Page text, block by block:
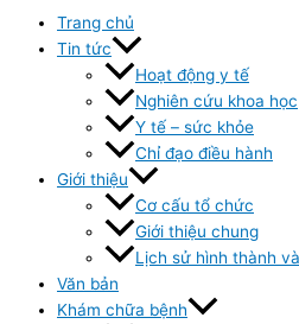
Trang chủ
Tin tức
Hoạt động y tế
Nghiên cứu khoa học
Y tế – sức khỏe
Chỉ đạo điều hành
Giới thiệu
Cơ cấu tổ chức
Giới thiệu chung
Lịch sử hình thành
Văn bản
Khám chữa bệnh